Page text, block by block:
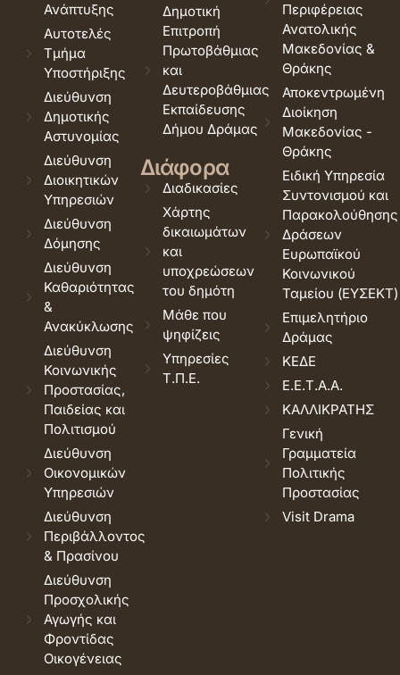
Ανάπτυξης
Αυτοτελές
Τμήμα
Υποστήριξης
Διεύθυνση
Δημοτικής
Αστυνομίας
Διεύθυνση
Διοικητικών
Υπηρεσιών
Διεύθυνση
Δόμησης
Διεύθυνση
Καθαριότητας
&
Ανακύκλωσης
Διεύθυνση
Κοινωνικής
Προστασίας,
Παιδείας και
Πολιτισμού
Διεύθυνση
Οικονομικών
Υπηρεσιών
Διεύθυνση
Περιβάλλοντος
& Πρασίνου
Διεύθυνση
Προσχολικής
Αγωγής και
Φροντίδας
Οικογένειας
Δημοτική
Επιτροπή
Πρωτοβάθμιας
και
Δευτεροβάθμιας
Εκπαίδευσης
Δήμου Δράμας
Διάφορα
Διαδικασίες
Χάρτης
δικαιωμάτων
και
υποχρεώσεων
του δημότη
Μάθε που
ψηφίζεις
Υπηρεσίες
Τ.Π.Ε.
Περιφέρειας
Ανατολικής
Μακεδονίας &
Θράκης
Αποκεντρωμένη
Διοίκηση
Μακεδονίας -
Θράκης
Ειδική Υπηρεσία
Συντονισμού και
Παρακολούθησης
Δράσεων
Ευρωπαϊκού
Κοινωνικού
Ταμείου (ΕΥΣΕΚΤ)
Επιμελητήριο
Δράμας
ΚΕΔΕ
Ε.Ε.Τ.Α.Α.
ΚΑΛΛΙΚΡΑΤΗΣ
Γενική
Γραμματεία
Πολιτικής
Προστασίας
Visit Drama